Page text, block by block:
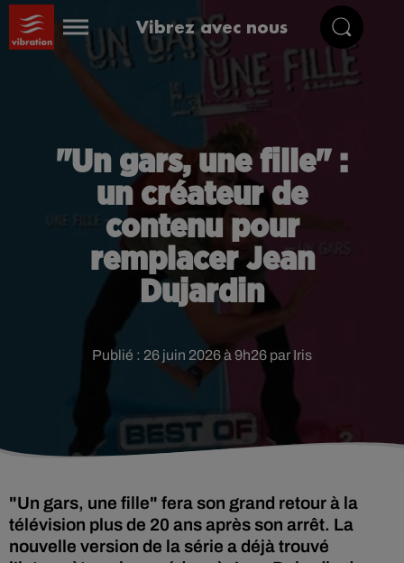
Vibrez avec nous
"Un gars, une fille" :
un créateur de
contenu pour
remplacer Jean
Dujardin
Publié : 26 juin 2026 à 9h26 par Iris
"Un gars, une fille" fera son grand retour à la
télévision plus de 20 ans après son arrêt. La
nouvelle version de la série a déjà trouvé